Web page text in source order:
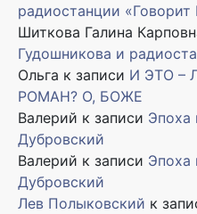
радиостанции «Говорит
Шиткова Галина
Гудошникова и
Ольга к записи И ЭТО –
РОМАН? О, БОЖЕ
Валерий к записи Эпоха
Дубровский
Валерий к записи Эпоха
Дубровский
Лев Полыковский к